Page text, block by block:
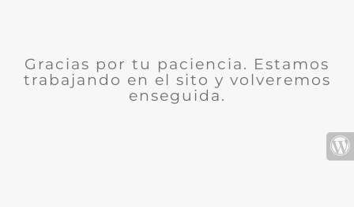
Gracias por tu paciencia. Estamos
trabajando en el sito y volveremos
enseguida.